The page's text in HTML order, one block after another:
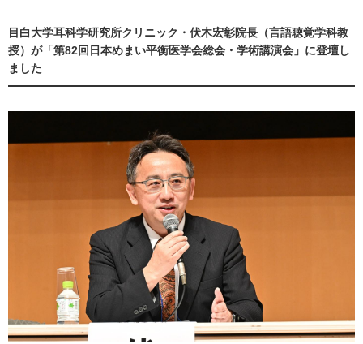
目白大学耳科学研究所クリニック・伏木宏彰院長（言語聴覚学科教
授）が「第82回日本めまい平衡医学会総会・学術講演会」に登壇し
ました